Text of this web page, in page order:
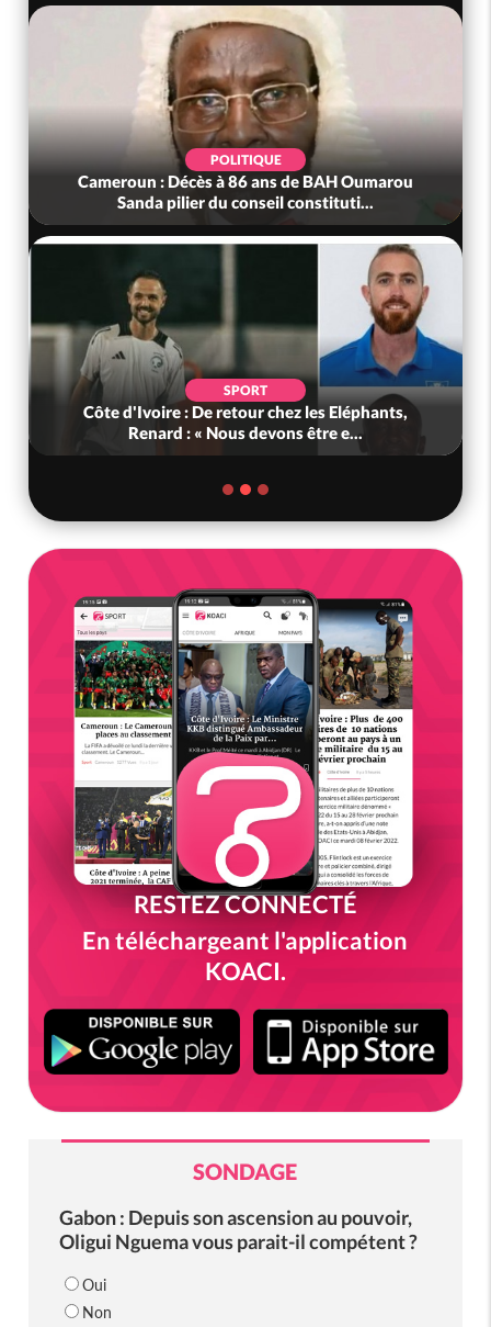
POLITIQUE
Cameroun : Décès à 86 ans de BAH Oumarou
Sanda pilier du conseil constituti...
SPORT
Côte d'Ivoire : De retour chez les Eléphants,
Renard : « Nous devons être e...
RESTEZ CONNECTÉ
En téléchargeant l'application
KOACI.
SONDAGE
Gabon : Depuis son ascension au pouvoir,
Oligui Nguema vous parait-il compétent ?
Oui
Non